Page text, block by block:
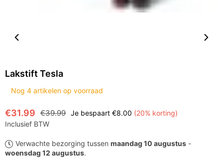
Lakstift Tesla
Nog 4 artikelen op voorraad
Normale
prijs
€31.99 €39.99 Je bespaart €8.00 (20% korting)
Inclusief BTW
Verwachte bezorging tussen maandag 10 augustus -
woensdag 12 augustus.